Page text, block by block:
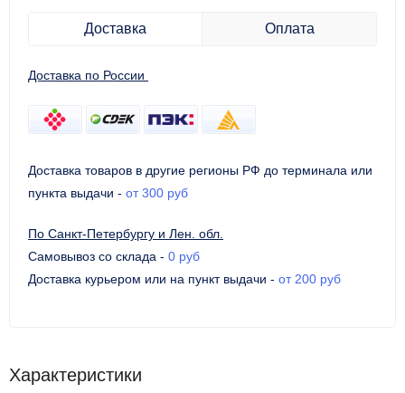
Доставка Оплата
Доставка по России
Доставка товаров в другие регионы РФ до терминала или
пункта выдачи - от 300 руб
По Санкт-Петербургу и Лен. обл.
Самовывоз со склада - 0 руб
Доставка курьером или на пункт выдачи - от 200 руб
Характеристики